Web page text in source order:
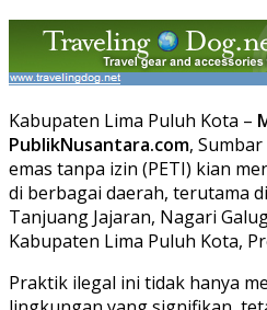
Kabupaten Lima Puluh Kota –
PublikNusantara.com,
emas tanpa izin (PETI) kian
di berbagai daerah, terutama
Tanjuang Jajaran, Nagari
Kabupaten Lima Puluh Kota,
Praktik ilegal ini tidak hanya